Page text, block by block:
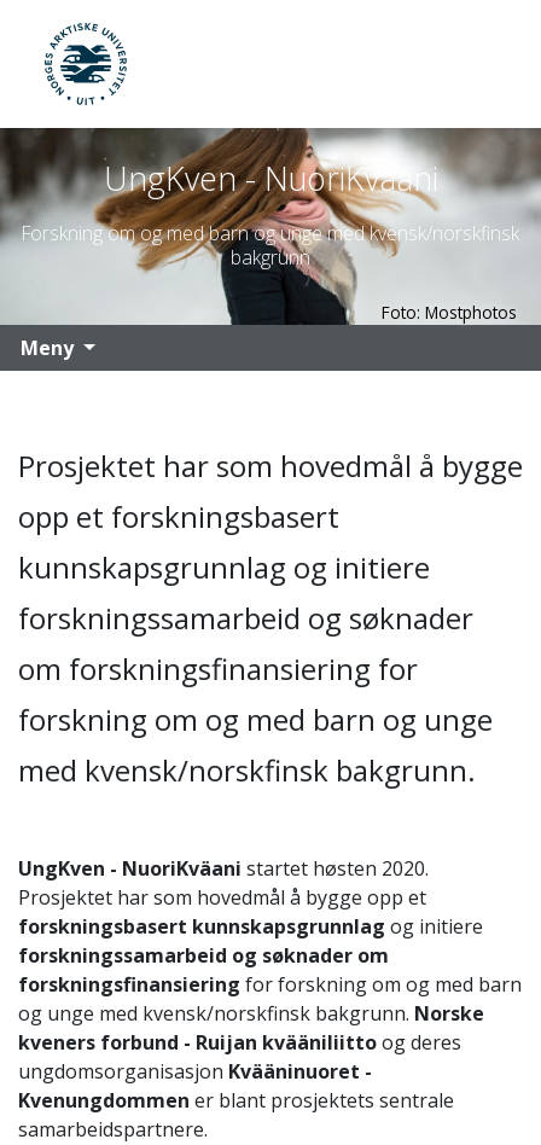
Gå til hovedinnhold
UiT Norges arktiske universitet
UngKven - NuoriKvääni
Forskning om og med barn og unge med kvensk/norskfinsk
bakgrunn
Foto: Mostphotos
Meny
Prosjektet har som hovedmål å bygge
opp et forskningsbasert
kunnskapsgrunnlag og initiere
forskningssamarbeid og søknader
om forskningsfinansiering for
forskning om og med barn og unge
med kvensk/norskfinsk bakgrunn.
UngKven - NuoriKväani startet høsten 2020.
Prosjektet har som hovedmål å bygge opp et
forskningsbasert kunnskapsgrunnlag og initiere
forskningssamarbeid og søknader om
forskningsfinansiering for forskning om og med barn
og unge med kvensk/norskfinsk bakgrunn. Norske
kveners forbund - Ruijan kvääniliittoog deres
ungdomsorganisasjon Kvääninuoret -
Kvenungdommen er blant prosjektets sentrale
samarbeidspartnere.